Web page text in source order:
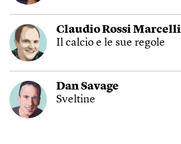
Claudio Rossi Marcelli
Il calcio e le sue regole
Dan Savage
Sveltine